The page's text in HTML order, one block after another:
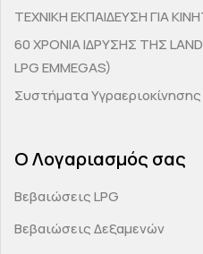
ΤΕΧΝΙΚΗ ΕΚΠΑΙΔΕΥΣΗ ΓΙΑ
60 ΧΡΟΝΙΑ ΙΔΡΥΣΗΣ ΤΗΣ
LPG EMMEGAS)
Συστήματα Υγραεριοκίνησης
Ο Λογαριασμός σας
Βεβαιώσεις LPG
Βεβαιώσεις Δεξαμενών